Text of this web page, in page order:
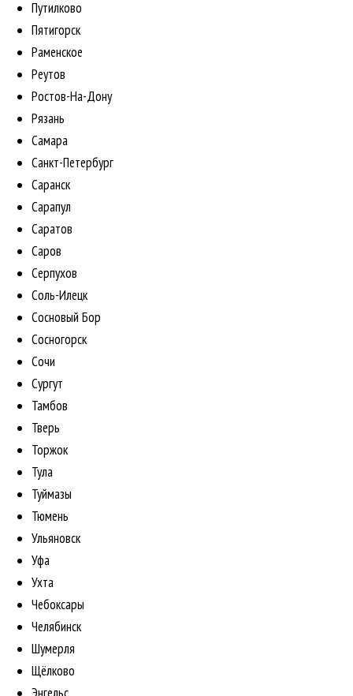
Путилково
Пятигорск
Раменское
Реутов
Ростов-На-Дону
Рязань
Самара
Санкт-Петербург
Саранск
Сарапул
Саратов
Саров
Серпухов
Соль-Илецк
Сосновый Бор
Сосногорск
Сочи
Сургут
Тамбов
Тверь
Торжок
Тула
Туймазы
Тюмень
Ульяновск
Уфа
Ухта
Чебоксары
Челябинск
Шумерля
Щёлково